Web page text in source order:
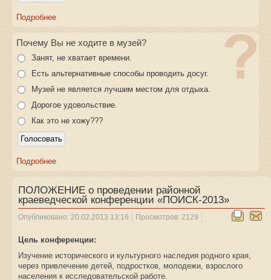
Подробнее
Почему Вы не ходите в музей?
Занят, не хватает времени.
Есть альтернативные способы проводить досуг.
Музей не является лучшим местом для отдыха.
Дорогое удовольствие.
Как это не хожу???
Подробнее
ПОЛОЖЕНИЕ о проведении районной
краеведческой конференции «ПОИСК-2013»
Опубликовано: 20.02.2013 13:16 Просмотров: 2129
Цель конференции:
Изучение исторического и культурного наследия родного края,
через привлечение детей, подростков, молодежи, взрослого
населения к исследовательской работе.